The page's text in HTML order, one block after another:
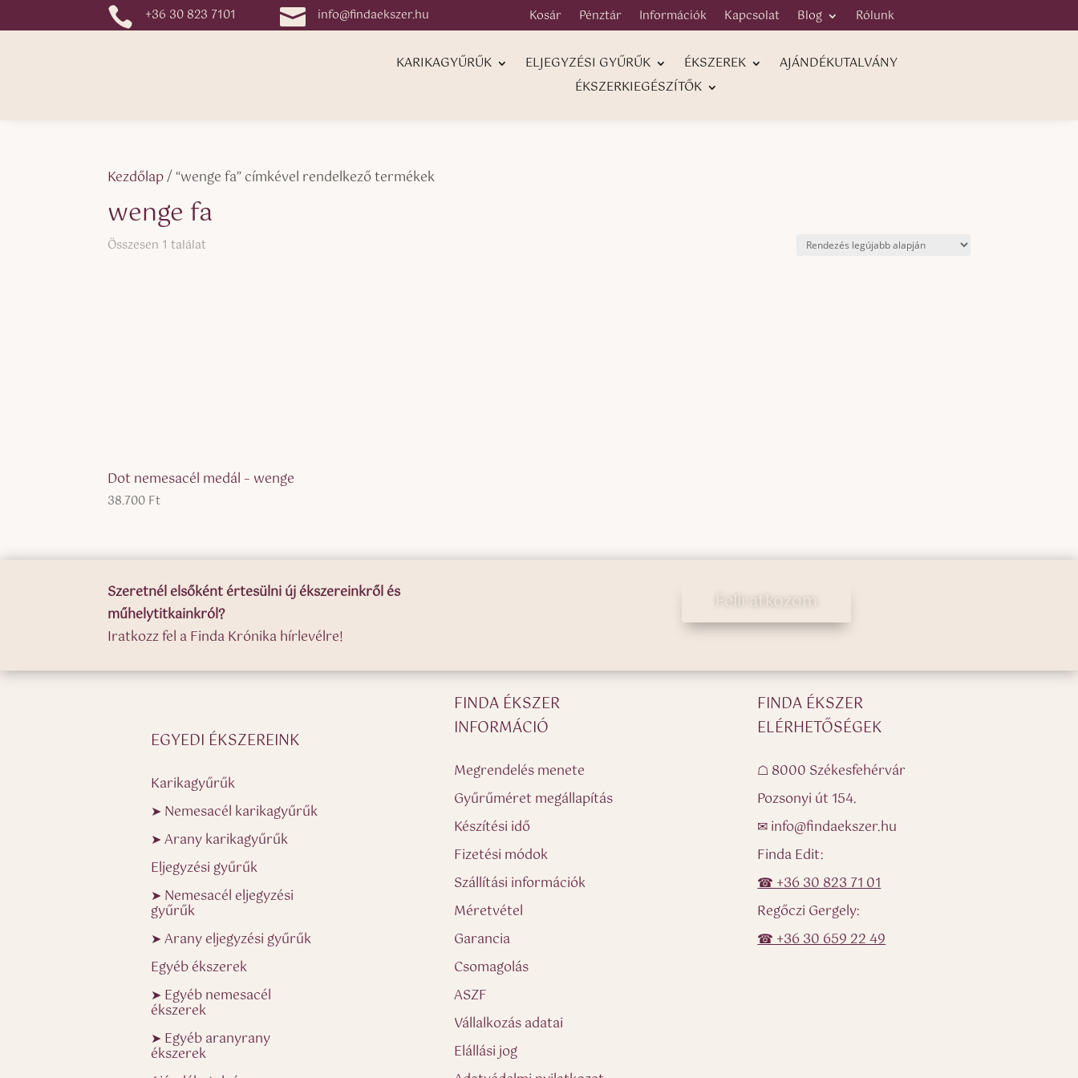
 +36 30 823 7101  info@findaekszer.hu Kosár Pénztár Információk Kapcsolat Blog Rólunk
KARIKAGYŰRŰK ELJEGYZÉSI GYŰRŰK ÉKSZEREK
AJÁNDÉKUTALVÁNY
ÉKSZERKIEGÉSZÍTŐK
Kezdőlap/ “wenge fa” címkével rendelkező termékek
wenge fa
Összesen 1 találat
Dot nemesacél medál – wenge
38.700 Ft
Szeretnél elsőként értesülni új ékszereinkről és
műhelytitkainkról?
Iratkozz fel a Finda Krónika hírlevélre!
Feliratkozom
EGYEDI ÉKSZEREINK
Karikagyűrűk
➤ Nemesacél karikagyűrűk
➤ Arany karikagyűrűk
Eljegyzési gyűrűk
➤ Nemesacél eljegyzési
gyűrűk
➤ Arany eljegyzési gyűrűk
Egyéb ékszerek
➤ Egyéb nemesacél
ékszerek
➤ Egyéb aranyrany
ékszerek
FINDA ÉKSZER
INFORMÁCIÓ
Megrendelés menete
Gyűrűméret megállapítás
Készítési idő
Fizetési módok
Szállítási információk
Méretvétel
Garancia
Csomagolás
ASZF
Vállalkozás adatai
Elállási jog
FINDA ÉKSZER
ELÉRHETŐSÉGEK
☖ 8000 Székesfehérvár
Pozsonyi út 154.
✉ info@findaekszer.hu
Finda Edit:
☎ +36 30 823 71 01
Regőczi Gergely:
☎ +36 30 659 22 49